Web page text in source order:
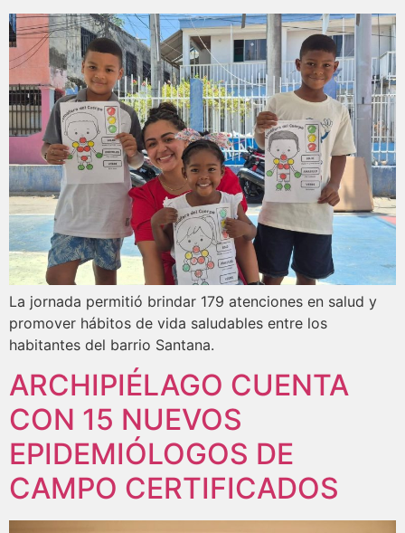
La jornada permitió brindar 179 atenciones en salud y
promover hábitos de vida saludables entre los
habitantes del barrio Santana.
ARCHIPIÉLAGO CUENTA
CON 15 NUEVOS
EPIDEMIÓLOGOS DE
CAMPO CERTIFICADOS